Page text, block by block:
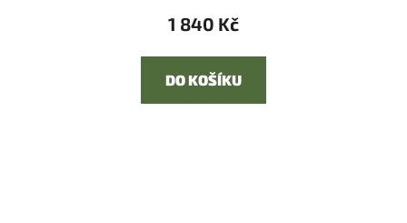
1 840 Kč
DO KOŠÍKU